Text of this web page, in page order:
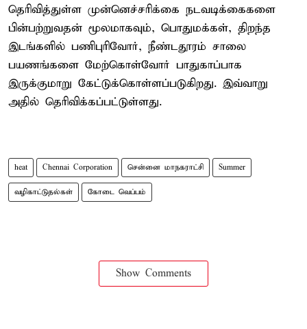
தெரிவித்துள்ள முன்னெச்சரிக்கை நடவடிக்கைகளை
பின்பற்றுவதன் மூலமாகவும், பொதுமக்கள், திறந்த
இடங்களில் பணிபுரிவோர், நீண்டதூரம் சாலை
பயணங்களை மேற்கொள்வோர் பாதுகாப்பாக
இருக்குமாறு கேட்டுக்கொள்ளப்படுகிறது. இவ்வாறு
அதில் தெரிவிக்கப்பட்டுள்ளது.
heat Chennai Corporation சென்னை மாநகராட்சி Summer
வழிகாட்டுதல்கள் கோடை வெப்பம்
Show Comments